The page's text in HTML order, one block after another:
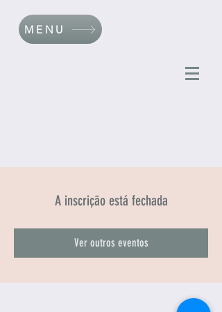
MENU
A inscrição está fechada
Ver outros eventos